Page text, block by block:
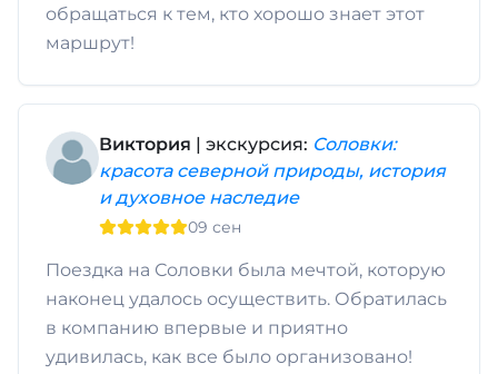
обращаться к тем, кто хорошо знает этот
маршрут!
Виктория | экскурсия: Соловки:
красота северной природы, история
и духовное наследие
09 сен
Поездка на Соловки была мечтой, которую
наконец удалось осуществить. Обратилась
в компанию впервые и приятно
удивилась, как все было организовано!